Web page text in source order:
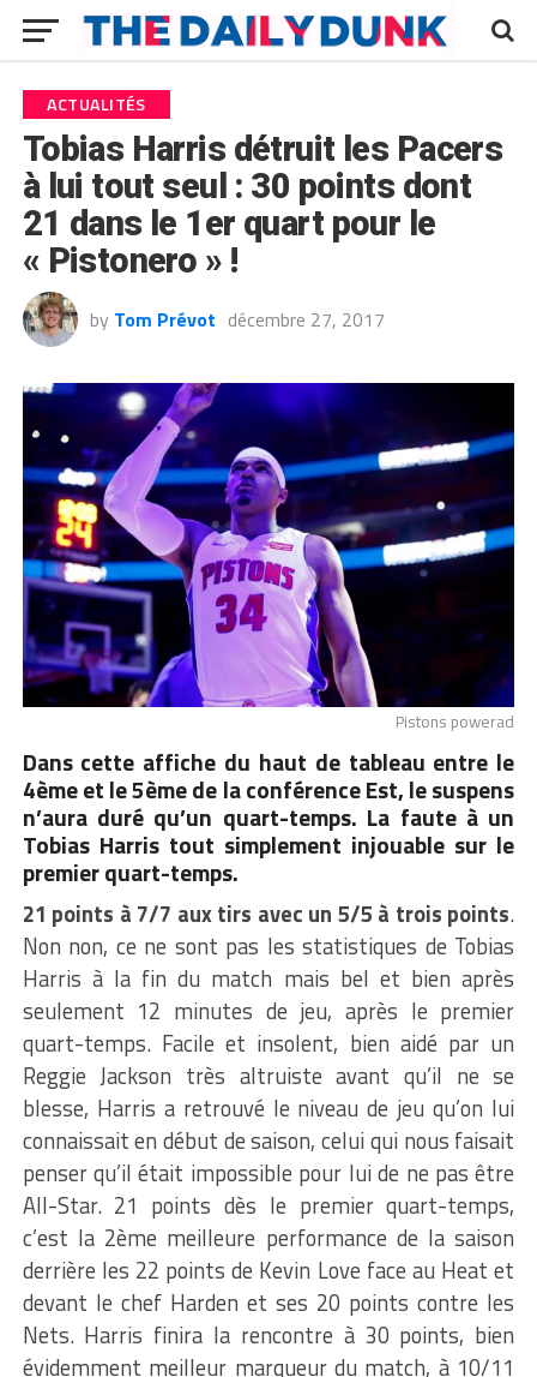
ACTUALITÉS
Tobias Harris détruit les Pacers
à lui tout seul : 30 points dont
21 dans le 1er quart pour le
« Pistonero » !
by Tom Prévot décembre 27, 2017
Pistons powerad
Dans cette affiche du haut de tableau entre le
4ème et le 5ème de la conférence Est, le suspens
n’aura duré qu’un quart-temps. La faute à un
Tobias Harris tout simplement injouable sur le
premier quart-temps.
21 points à 7/7 aux tirs avec un 5/5 à trois points.
Non non, ce ne sont pas les statistiques de Tobias
Harris à la fin du match mais bel et bien après
seulement 12 minutes de jeu, après le premier
quart-temps. Facile et insolent, bien aidé par un
Reggie Jackson très altruiste avant qu’il ne se
blesse, Harris a retrouvé le niveau de jeu qu’on lui
connaissait en début de saison, celui qui nous faisait
penser qu’il était impossible pour lui de ne pas être
All-Star. 21 points dès le premier quart-temps,
c’est la 2ème meilleure performance de la saison
derrière les 22 points de Kevin Love face au Heat et
devant le chef Harden et ses 20 points contre les
Nets. Harris finira la rencontre à 30 points, bien
évidemment meilleur marqueur du match, à 10/11